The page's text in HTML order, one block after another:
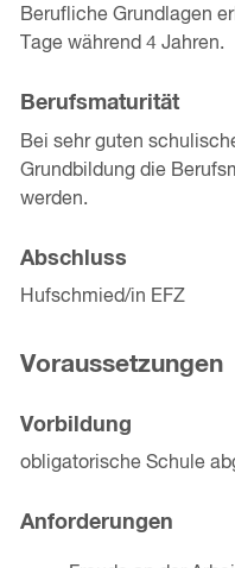
Berufliche Grundlagen
Tage während 4 Jahren.
Berufsmaturität
Bei sehr guten
Grundbildung die
werden.
Abschluss
Hufschmied/in EFZ
Voraussetzungen
Vorbildung
obligatorische Schule
Anforderungen